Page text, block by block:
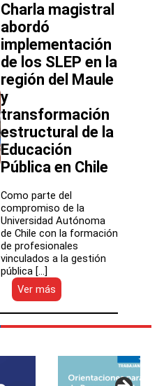
DAEM
reunieron
en
la
4ta
Mesa
Instalación
Territorial
del
SLEP
Los
Álamos
Charla magistral
abordó
implementación
de los SLEP en la
región del Maule
y
transformación
estructural de la
Educación
Pública en Chile
Como parte del
compromiso de la
Universidad Autónoma
de Chile con la formación
de profesionales
vinculados a la gestión
pública […]
Ver más
Charla
magistral
abordó
SLEP